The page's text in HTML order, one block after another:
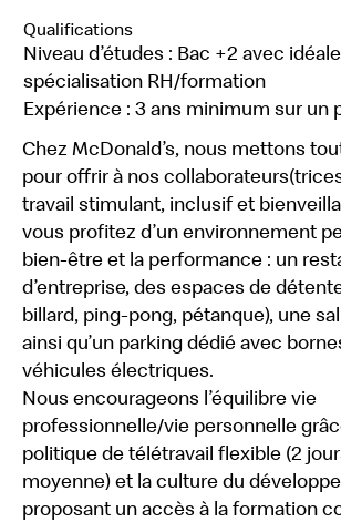
Qualifications
Niveau d’études : Bac +2 avec
spécialisation RH/formation
Expérience : 3 ans minimum sur un
Chez McDonald’s, nous mettons
pour offrir à nos
travail stimulant, inclusif et
vous profitez d’un environnement
bien-être et la performance : un
d’entreprise, des espaces de
billard, ping-pong, pétanque), une
ainsi qu’un parking dédié avec
véhicules électriques.
Nous encourageons l’équilibre vie
professionnelle/vie personnelle
politique de télétravail flexible (2
moyenne) et la culture du
proposant un accès à la formation